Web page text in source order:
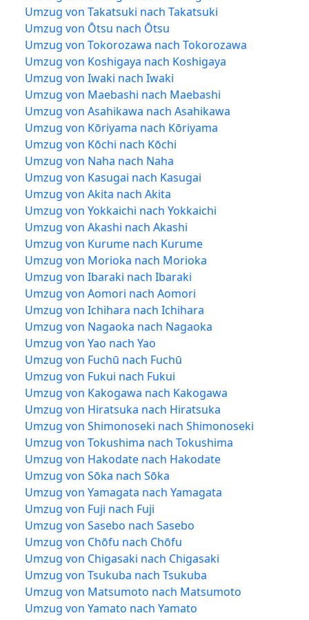
Umzug von Takatsuki nach Takatsuki
Umzug von Ōtsu nach Ōtsu
Umzug von Tokorozawa nach Tokorozawa
Umzug von Koshigaya nach Koshigaya
Umzug von Iwaki nach Iwaki
Umzug von Maebashi nach Maebashi
Umzug von Asahikawa nach Asahikawa
Umzug von Kōriyama nach Kōriyama
Umzug von Kōchi nach Kōchi
Umzug von Naha nach Naha
Umzug von Kasugai nach Kasugai
Umzug von Akita nach Akita
Umzug von Yokkaichi nach Yokkaichi
Umzug von Akashi nach Akashi
Umzug von Kurume nach Kurume
Umzug von Morioka nach Morioka
Umzug von Ibaraki nach Ibaraki
Umzug von Aomori nach Aomori
Umzug von Ichihara nach Ichihara
Umzug von Nagaoka nach Nagaoka
Umzug von Yao nach Yao
Umzug von Fuchū nach Fuchū
Umzug von Fukui nach Fukui
Umzug von Kakogawa nach Kakogawa
Umzug von Hiratsuka nach Hiratsuka
Umzug von Shimonoseki nach Shimonoseki
Umzug von Tokushima nach Tokushima
Umzug von Hakodate nach Hakodate
Umzug von Sōka nach Sōka
Umzug von Yamagata nach Yamagata
Umzug von Fuji nach Fuji
Umzug von Sasebo nach Sasebo
Umzug von Chōfu nach Chōfu
Umzug von Chigasaki nach Chigasaki
Umzug von Tsukuba nach Tsukuba
Umzug von Matsumoto nach Matsumoto
Umzug von Yamato nach Yamato